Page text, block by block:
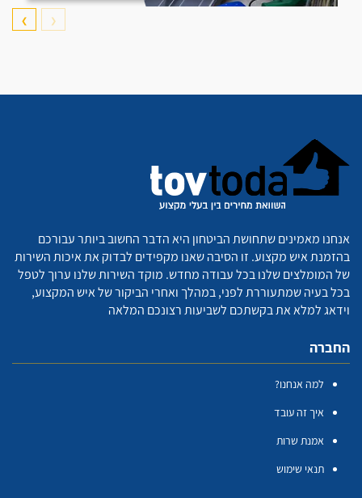
❮
❯
אנחנו מאמינים שתחושת הביטחון היא הדבר החשוב ביותר עבורכם
בהזמנת איש מקצוע. זו הסיבה שאנו מקפידים לבדוק את איכות השירות
של המומלצים שלנו בכל עבודה מחדש. מוקד השירות שלנו ערוך לטפל
בכל בעיה שמתעוררת לפני, במהלך ואחרי הביקור של איש המקצוע,
וידאג למלא את בקשתכם לשביעות רצונכם המלאה
החברה
למה אנחנו?
איך זה עובד
אמנת שרות
תנאי שימוש